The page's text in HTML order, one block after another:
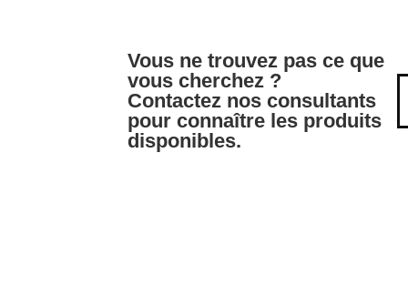
Vous ne trouvez pas ce que
vous cherchez ?
Contactez nos consultants
pour connaître les produits
disponibles.